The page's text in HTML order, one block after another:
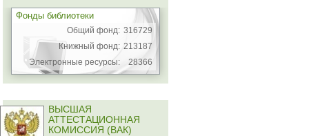
Фонды библиотеки
Общий фонд: 316729
Книжный фонд: 213187
Электронные ресурсы:
28366
ВЫСШАЯ
АТТЕСТАЦИОННАЯ
КОМИССИЯ (ВАК)